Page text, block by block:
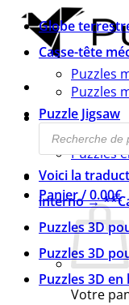
Recherche
de
produits
Panier /0.00€
Votre
Globe
Casse-tête
Puzzles
Puzzles
Puzzle Jigsaw
Puzzles
Puzzles
Voici la
interno →
Puzzles 3D
Puzzles 3D
Puzzles 3D en